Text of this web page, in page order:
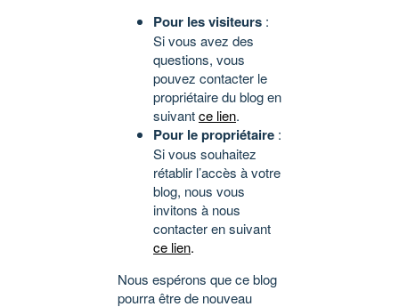
Pour les visiteurs :
Si vous avez des
questions, vous
pouvez contacter le
propriétaire du blog en
suivantce lien.
Pour le propriétaire :
Si vous souhaitez
rétablir l’accès à votre
blog, nous vous
invitons à nous
contacter en suivant
ce lien.
Nous espérons que ce blog
pourra être de nouveau